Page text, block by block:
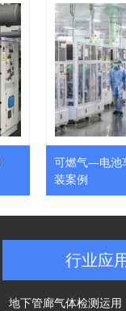
可燃气—电池
装案例
行业应
地下管廊气体检测运用